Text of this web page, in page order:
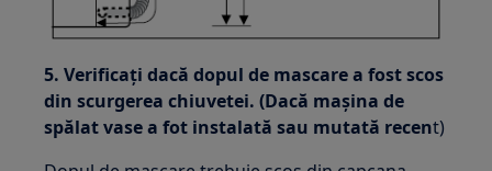
5. Verificaţi dacă dopul de mascare a fost scos
din scurgerea chiuvetei. (Dacă maşina de
spălat vase a fot instalată sau mutată recent)